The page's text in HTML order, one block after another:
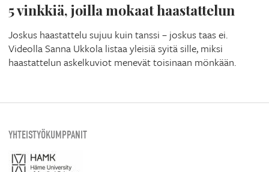
5 vinkkiä, joilla mokaat haastattelun
Joskus haastattelu sujuu kuin tanssi – joskus taas ei.
Videolla Sanna Ukkola listaa yleisiä syitä sille, miksi
haastattelun askelkuviot menevät toisinaan mönkään.
YHTEISTYÖKUMPPANIT